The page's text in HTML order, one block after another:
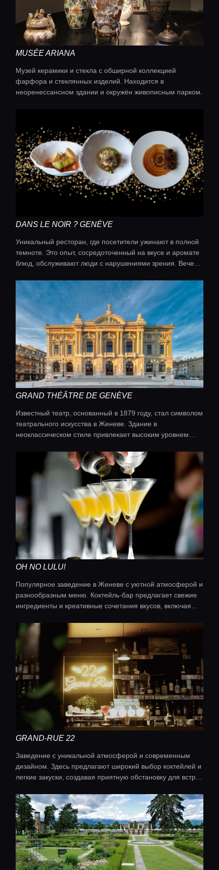
Главная
Локации
Гиды
MUSÉE ARIANA
Музей керамики и стекла с обширной коллекцией
фарфора и стеклянных изделий. Находится в
неоренессансном здании и окружён живописным парком.
DANS LE NOIR ? GENÈVE
Уникальный ресторан, где посетители ужинают в полной
темноте. Это опыт, сосредоточенный на вкусе и аромате
блюд, обслуживают люди с нарушениями зрения. Вечер
GRAND THÉÂTRE DE GENÈVE
Известный театр, основанный в 1879 году, стал символом
театрального искусства в Женеве. Здание в
неоклассическом стиле привлекает высоким уровнем
культурных мероприятий.
OH NO LULU!
Популярное заведение в Женеве с уютной атмосферой и
разнообразным меню. Коктейль-бар предлагает свежие
ингредиенты и креативные сочетания вкусов, включая
GRAND-RUE 22
Заведение с уникальной атмосферой и современным
дизайном. Здесь предлагают широкий выбор коктейлей и
легкие закуски, создавая приятную обстановку для встреч